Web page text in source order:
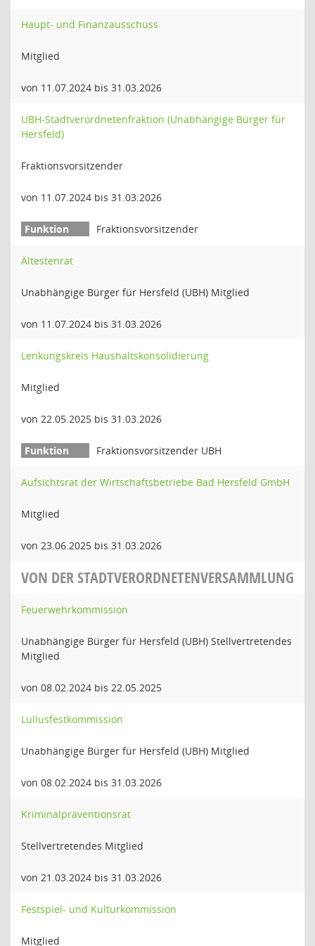
Haupt- und Finanzausschuss
Mitglied
von 11.07.2024 bis 31.03.2026
UBH-Stadtverordnetenfraktion (Unabhängige Bürger für
Hersfeld)
Fraktionsvorsitzender
von 11.07.2024 bis 31.03.2026
Fraktionsvorsitzender
Ältestenrat
Unabhängige Bürger für Hersfeld (UBH) Mitglied
von 11.07.2024 bis 31.03.2026
Lenkungskreis Haushaltskonsolidierung
Mitglied
von 22.05.2025 bis 31.03.2026
Fraktionsvorsitzender UBH
Aufsichtsrat der Wirtschaftsbetriebe Bad Hersfeld GmbH
Mitglied
von 23.06.2025 bis 31.03.2026
VON DER STADTVERORDNETENVERSAMMLUNG
Feuerwehrkommission
Unabhängige Bürger für Hersfeld (UBH) Stellvertretendes
Mitglied
von 08.02.2024 bis 22.05.2025
Lullusfestkommission
Unabhängige Bürger für Hersfeld (UBH) Mitglied
von 08.02.2024 bis 31.03.2026
Kriminalpräventionsrat
Stellvertretendes Mitglied
von 21.03.2024 bis 31.03.2026
Festspiel- und Kulturkommission
Mitglied